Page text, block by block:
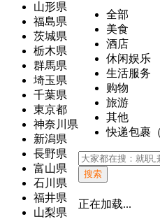
山形県
福島県
茨城県
栃木県
群馬県
埼玉県
千葉県
東京都
神奈川県
新潟県
長野県
富山県
石川県
福井県
山梨県
全部
美食
酒店
休闲娱乐
生活服务
购物
旅游
其他
快递包裹
搜索
正在加载...